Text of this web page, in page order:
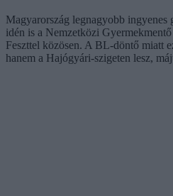
Magyarország legnagyobb ingyenes
idén is a Nemzetközi
Feszttel közösen. A BL-döntő miatt
hanem a Hajógyári-szigeten lesz,